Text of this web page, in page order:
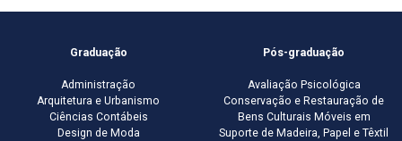
Graduação
Administração
Arquitetura e Urbanismo
Ciências Contábeis
Design de Moda
Pós-graduação
Avaliação Psicológica
Conservação e Restauração de
Bens Culturais Móveis em
Suporte de Madeira, Papel e Têxtil